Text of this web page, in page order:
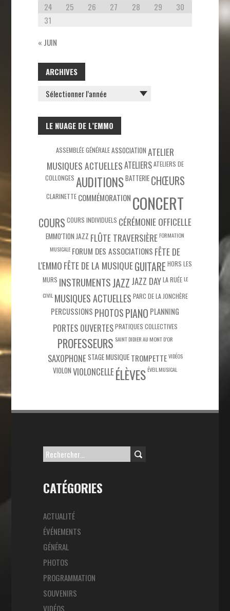
24
25 26 27 28 29
30
31
« JUIN
ARCHIVES
ARCHIVES
LE NUAGE DE L’EMMO
ASSEMBLÉE GÉNÉRALEASSOCIATION ATELIER
MUSIQUES ACTUELLESATELIERSATELIERS DE
COLLONGES AUDITIONSBATTERIE CHŒURS
CLARINETTE COMMÉMORATION CONCERT
COURS COURS INDIVIDUELS CÉRÉMONIE OFFICELLE
EMMO'TION JAZZ FLÛTE TRAVERSIÈRE FORMATION
MUSICALE FORUM DES ASSOCIATIONS FÊTE DE
L'EMMOFÊTE DE LA MUSIQUEGUITARE HORS LES
MURS INSTRUMENTSJAZZ JAZZ DAYLA RUÉE LE
CIVIL MUSIQUES ACTUELLES PARC DE LA JONCHÈRE
PERCUSSIONS PHOTOSPIANO PLANNING
PORTES OUVERTESPRATIQUES COLLECTIVES
PROFESSEURS SAINT DIDIER AU MONT D’OR
SAXOPHONE STAGE MUSIQUE TROMPETTE VIDÉOS
VIOLON VIOLONCELLE ÉLÈVES ÉVEIL MUSICAL
Rechercher :
CATÉGORIES
ACTUALITÉ
ÉVÉNEMENTS
GÉNÉRAL
PHOTOS
PROGRAMMATION
SOUVENIRS
VIDÉOS